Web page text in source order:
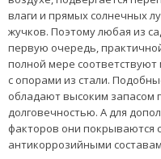
влаги и прямых солнечных
жучков. Поэтому любая из
первую очередь,
полной мере
с опорами из стали.
обладают высоким запасом
долговечностью. А для
факторов они покрываются
антикоррозийными